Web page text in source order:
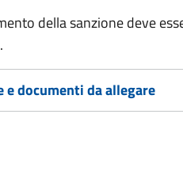
della sanzione deve
documenti da allegare